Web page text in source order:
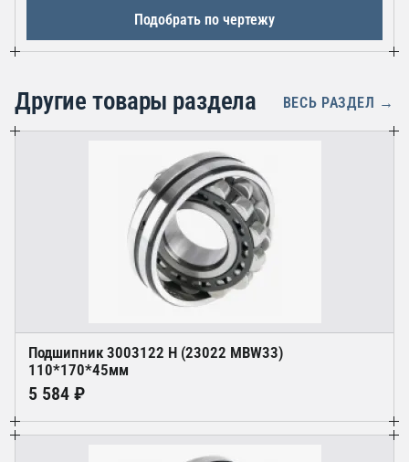
Подобрать по чертежу
Другие товары раздела ВЕСЬ РАЗДЕЛ →
Подшипник 3003122 Н (23022 MBW33)
110*170*45мм
5 584 ₽